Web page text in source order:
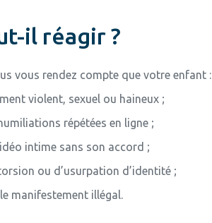
il réagir ?
vous rendez compte que votre enfant :
violent, sexuel ou haineux ;
répétées en ligne ;
intime sans son accord ;
ou d’usurpation d’identité ;
manifestement illégal.